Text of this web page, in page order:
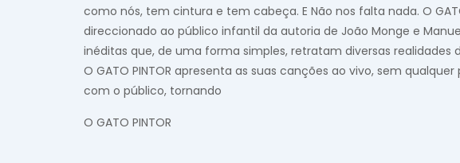
como nós, tem cintura e tem cabeça. E Não nos falta nada. O
direccionado ao público infantil da autoria de João Monge e
inéditas que, de uma forma simples, retratam diversas realidades
O GATO PINTOR apresenta as suas canções ao vivo, sem
com o público, tornando
O GATO PINTOR